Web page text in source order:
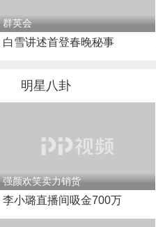
群英会
白雪讲述首登春晚秘事
明星八卦
强颜欢笑卖力销货
李小璐直播间吸金700万